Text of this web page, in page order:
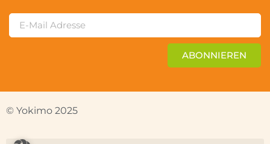
ABONNIEREN
© Yokimo 2025